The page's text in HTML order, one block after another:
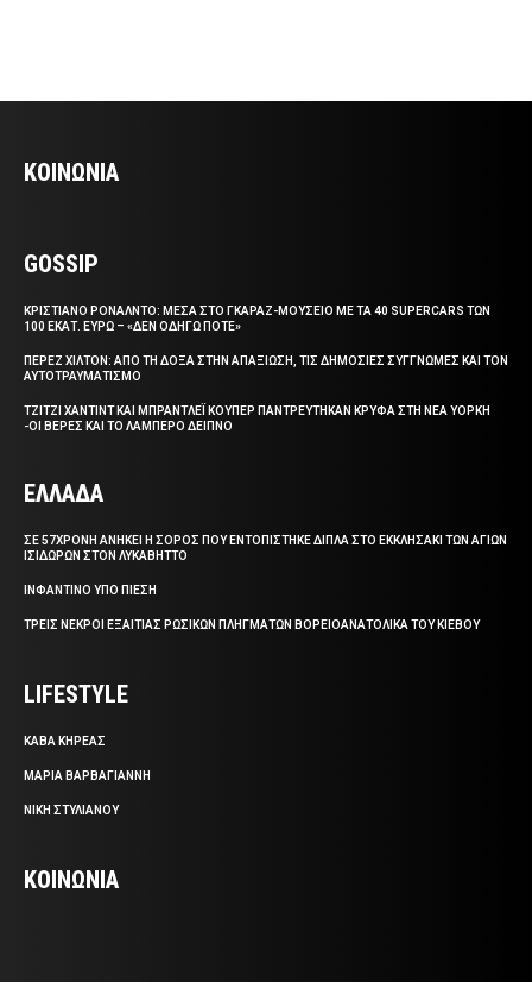
ΚΟΙΝΩΝΙΑ
GOSSIP
ΚΡΙΣΤΙΑΝΟ ΡΟΝΑΛΝΤΟ: ΜΕΣΑ ΣΤΟ ΓΚΑΡΑΖ-ΜΟΥΣΕΙΟ ΜΕ ΤΑ 40 SUPERCARS ΤΩΝ
100 ΕΚΑΤ. ΕΥΡΩ – «ΔΕΝ ΟΔΗΓΩ ΠΟΤΕ»
ΠΕΡΕΖ ΧΙΛΤΟΝ: ΑΠΟ ΤΗ ΔΟΞΑ ΣΤΗΝ ΑΠΑΞΙΩΣΗ, ΤΙΣ ΔΗΜΟΣΙΕΣ ΣΥΓΓΝΩΜΕΣ ΚΑΙ ΤΟΝ
ΑΥΤΟΤΡΑΥΜΑΤΙΣΜΟ
ΤΖΙΤΖΙ ΧΑΝΤΙΝΤ ΚΑΙ ΜΠΡΑΝΤΛΕΪ ΚΟΥΠΕΡ ΠΑΝΤΡΕΥΤΗΚΑΝ ΚΡΥΦΑ ΣΤΗ ΝΕΑ ΥΟΡΚΗ
-ΟΙ ΒΕΡΕΣ ΚΑΙ ΤΟ ΛΑΜΠΕΡΟ ΔΕΙΠΝΟ
ΕΛΛΑΔΑ
ΣΕ 57ΧΡΟΝΗ ΑΝΗΚΕΙ Η ΣΟΡΟΣ ΠΟΥ ΕΝΤΟΠΙΣΤΗΚΕ ΔΙΠΛΑ ΣΤΟ ΕΚΚΛΗΣΑΚΙ ΤΩΝ ΑΓΙΩΝ
ΙΣΙΔΩΡΩΝ ΣΤΟΝ ΛΥΚΑΒΗΤΤΟ
ΙΝΦΑΝΤΙΝΟ ΥΠΟ ΠΙΕΣΗ
ΤΡΕΙΣ ΝΕΚΡΟΙ ΕΞΑΙΤΙΑΣ ΡΩΣΙΚΩΝ ΠΛΗΓΜΑΤΩΝ ΒΟΡΕΙΟΑΝΑΤΟΛΙΚΑ ΤΟΥ ΚΙΕΒΟΥ
LIFESTYLE
ΚΑΒΑ ΚΗΡΕΑΣ
ΜΑΡΙΑ ΒΑΡΒΑΓΙΑΝΝΗ
ΝΙΚΗ ΣΤΥΛΙΑΝΟΥ
ΚΟΙΝΩΝΙΑ